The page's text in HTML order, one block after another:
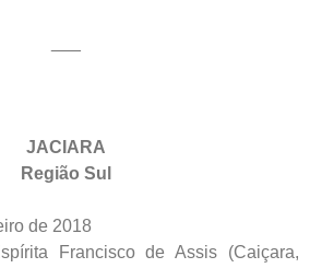
JACIARA
Região Sul
de 2018
Francisco de Assis (Caiçara,